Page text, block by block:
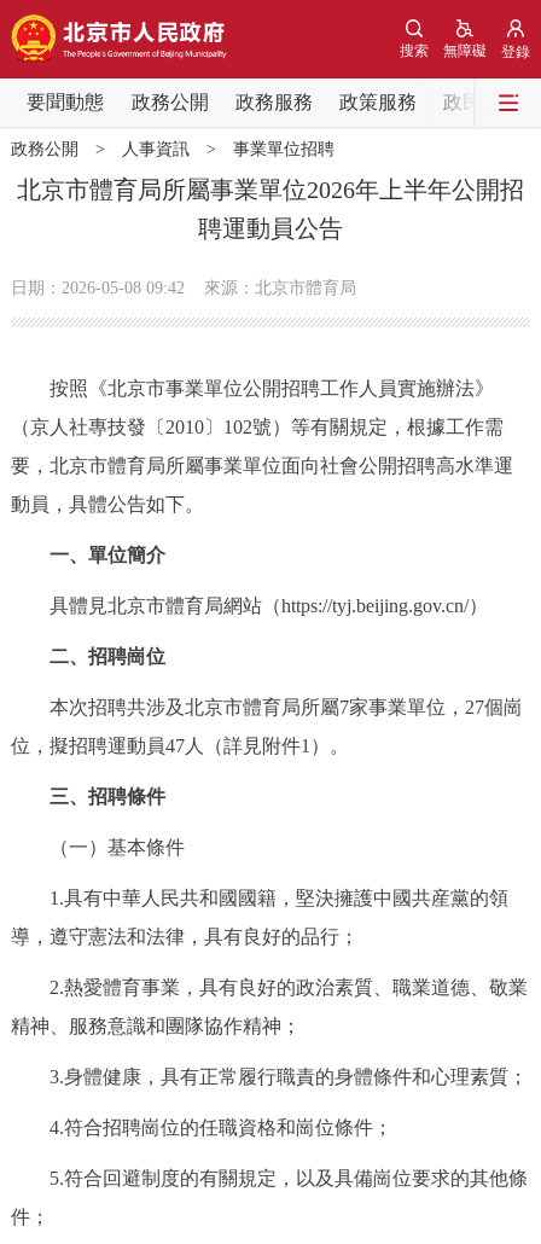
登錄
無障礙
搜索
要聞動態 政務公開 政務服務 政策服務 政民互動
要聞動態
黨中央精神 國務院資訊
會議資訊
市領導 機構職能 政策服務
政策兌現
決策公開
個人服務 法人服務
仲介服務
政民互動
參與調查 線上訪談
走進北京
政務公開 > 人事資訊> 事業單位招聘
北京市體育局所屬事業單位2026年上半年公開招
聘運動員公告
日期：2026-05-08 09:42 來源：北京市體育局
按照《北京市事業單位公開招聘工作人員實施辦法》
（京人社專技發〔2010〕102號）等有關規定，根據工作需
要，北京市體育局所屬事業單位面向社會公開招聘高水準運
動員，具體公告如下。
一、單位簡介
具體見北京市體育局網站（https://tyj.beijing.gov.cn/）
二、招聘崗位
本次招聘共涉及北京市體育局所屬7家事業單位，27個崗
位，擬招聘運動員47人（詳見附件1）。
三、招聘條件
（一）基本條件
1.具有中華人民共和國國籍，堅決擁護中國共産黨的領
導，遵守憲法和法律，具有良好的品行；
2.熱愛體育事業，具有良好的政治素質、職業道德、敬業
精神、服務意識和團隊協作精神；
3.身體健康，具有正常履行職責的身體條件和心理素質；
4.符合招聘崗位的任職資格和崗位條件；
5.符合回避制度的有關規定，以及具備崗位要求的其他條
件；